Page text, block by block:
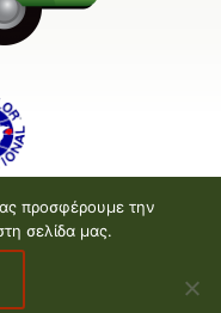
προσφέρουμε την
σελίδα μας.